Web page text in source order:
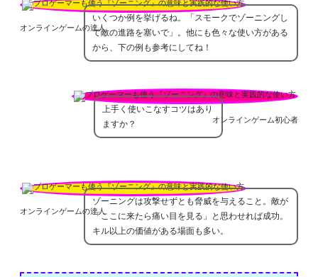
オンラインゲームの達人
いくつか例を挙げるね。「スモークでゾーニングし
て敵の進路を塞いで」。他にも色々な使い方がある
から、下の例も参考にしてね！
オンラインゲーム初心者
上手く使いこなすコツはあり
ますか？
オンラインゲームの達人
ゾーニングは攻撃せずとも脅威を与えること。敵が
「ここに来たら痛い目を見る」と思わせれば成功。
キル以上の価値がある場面も多い。